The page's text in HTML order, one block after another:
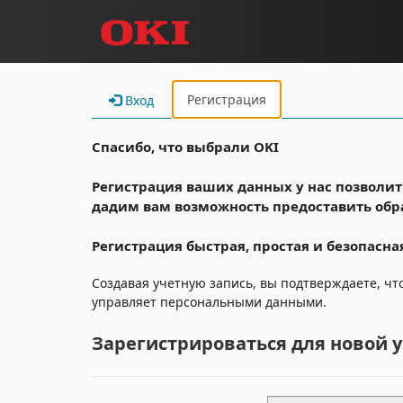
Вход Регистрация
Спасибо, что выбрали OKI
Регистрация ваших данных у нас
дадим вам возможность предоставить
Регистрация быстрая, простая и
Создавая учетную запись, вы подтверждаете,
управляет персональными данными.
Зарегистрироваться для новой